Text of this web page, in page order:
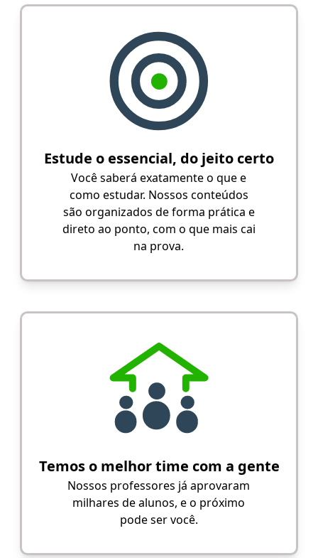
Estude o essencial, do jeito certo
Você saberá exatamente o que e
como estudar. Nossos conteúdos
são organizados de forma prática e
direto ao ponto, com o que mais cai
na prova.
Temos o melhor time com a gente
Nossos professores já aprovaram
milhares de alunos, e o próximo
pode ser você.